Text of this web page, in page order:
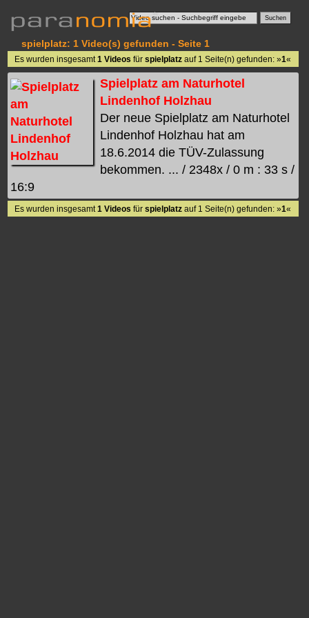
spielplatz: 1 Video(s) gefunden - Seite 1
Es wurden insgesamt1 Videos fürspielplatz auf 1 Seite(n) gefunden: »1«
Spielplatz am Naturhotel
Lindenhof Holzhau
Der neue Spielplatz am Naturhotel
Lindenhof Holzhau hat am
18.6.2014 die TÜV-Zulassung
bekommen. ... / 2348x / 0 m : 33 s /
16:9
Es wurden insgesamt1 Videos fürspielplatz auf 1 Seite(n) gefunden: »1«